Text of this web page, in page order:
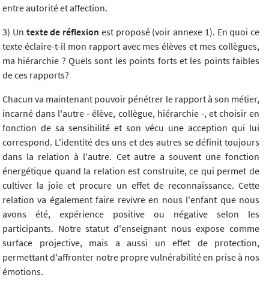
entre autorité et affection.
3) Un texte de réflexion est proposé (voir annexe 1). En quoi ce
texte éclaire-t-il mon rapport avec mes élèves et mes collègues,
ma hiérarchie ? Quels sont les points forts et les points faibles
de ces rapports?
Chacun va maintenant pouvoir pénétrer le rapport à son métier,
incarné dans l'autre - élève, collègue, hiérarchie -, et choisir en
fonction de sa sensibilité et son vécu une acception qui lui
correspond. L'identité des uns et des autres se définit toujours
dans la relation à l'autre. Cet autre a souvent une fonction
énergétique quand la relation est construite, ce qui permet de
cultiver la joie et procure un effet de reconnaissance. Cette
relation va également faire revivre en nous l'enfant que nous
avons été, expérience positive ou négative selon les
participants. Notre statut d'enseignant nous expose comme
surface projective, mais a aussi un effet de protection,
permettant d'affronter notre propre vulnérabilité en prise à nos
émotions.